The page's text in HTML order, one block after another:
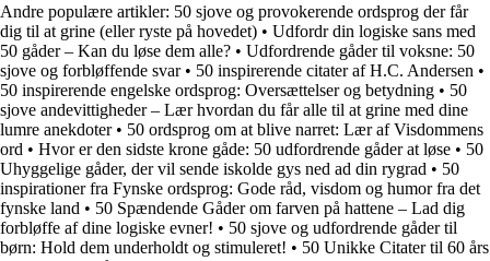
Andre populære artikler: 50 sjove og provokerende ordsprog der får
dig til at grine (eller ryste på hovedet) • Udfordr din logiske sans med
50 gåder – Kan du løse dem alle? • Udfordrende gåder til voksne: 50
sjove og forbløffende svar• 50 inspirerende citater af H.C. Andersen •
50 inspirerende engelske ordsprog: Oversættelser og betydning • 50
sjove andevittigheder – Lær hvordan du får alle til at grine med dine
lumre anekdoter• 50 ordsprog om at blive narret: Lær af Visdommens
ord • Hvor er den sidste krone gåde: 50 udfordrende gåder at løse • 50
Uhyggelige gåder, der vil sende iskolde gys ned ad din rygrad • 50
inspirationer fra Fynske ordsprog: Gode råd, visdom og humor fra det
fynske land • 50 Spændende Gåder om farven på hattene – Lad dig
forbløffe af dine logiske evner! • 50 sjove og udfordrende gåder til
børn: Hold dem underholdt og stimuleret! • 50 Unikke Citater til 60 års